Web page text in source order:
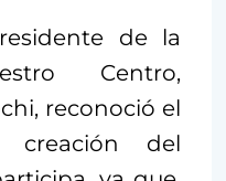
de la
Centro,
reconoció el
creación del